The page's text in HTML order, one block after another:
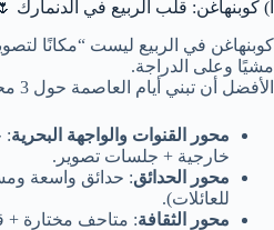
أ) كوبنهاغن: قلب الربيع في الدنمارك
كوبنهاغن في الربيع ليست “مكانًا
مشيًا وعلى الدراجة.
الأفضل أن تبني أيام العاصمة حول 3 محاور:
محور القنوات والواجهة البحرية:
خارجية + جلسات تصوير.
محور الحدائق: حدائق واسعة
للعائلات).
محور الثقافة: متاحف مختارة +